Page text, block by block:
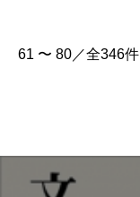
61 〜 80／全346件